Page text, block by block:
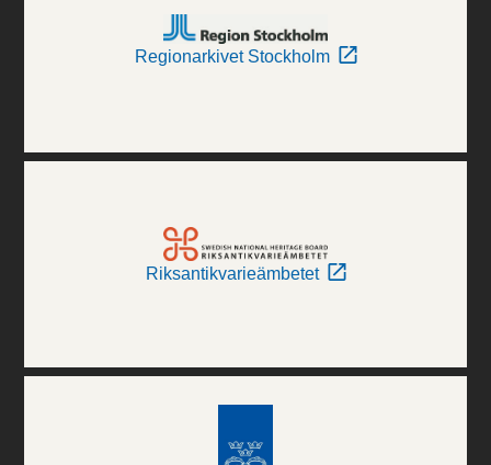
Regionarkivet Stockholm
Riksantikvarieämbetet